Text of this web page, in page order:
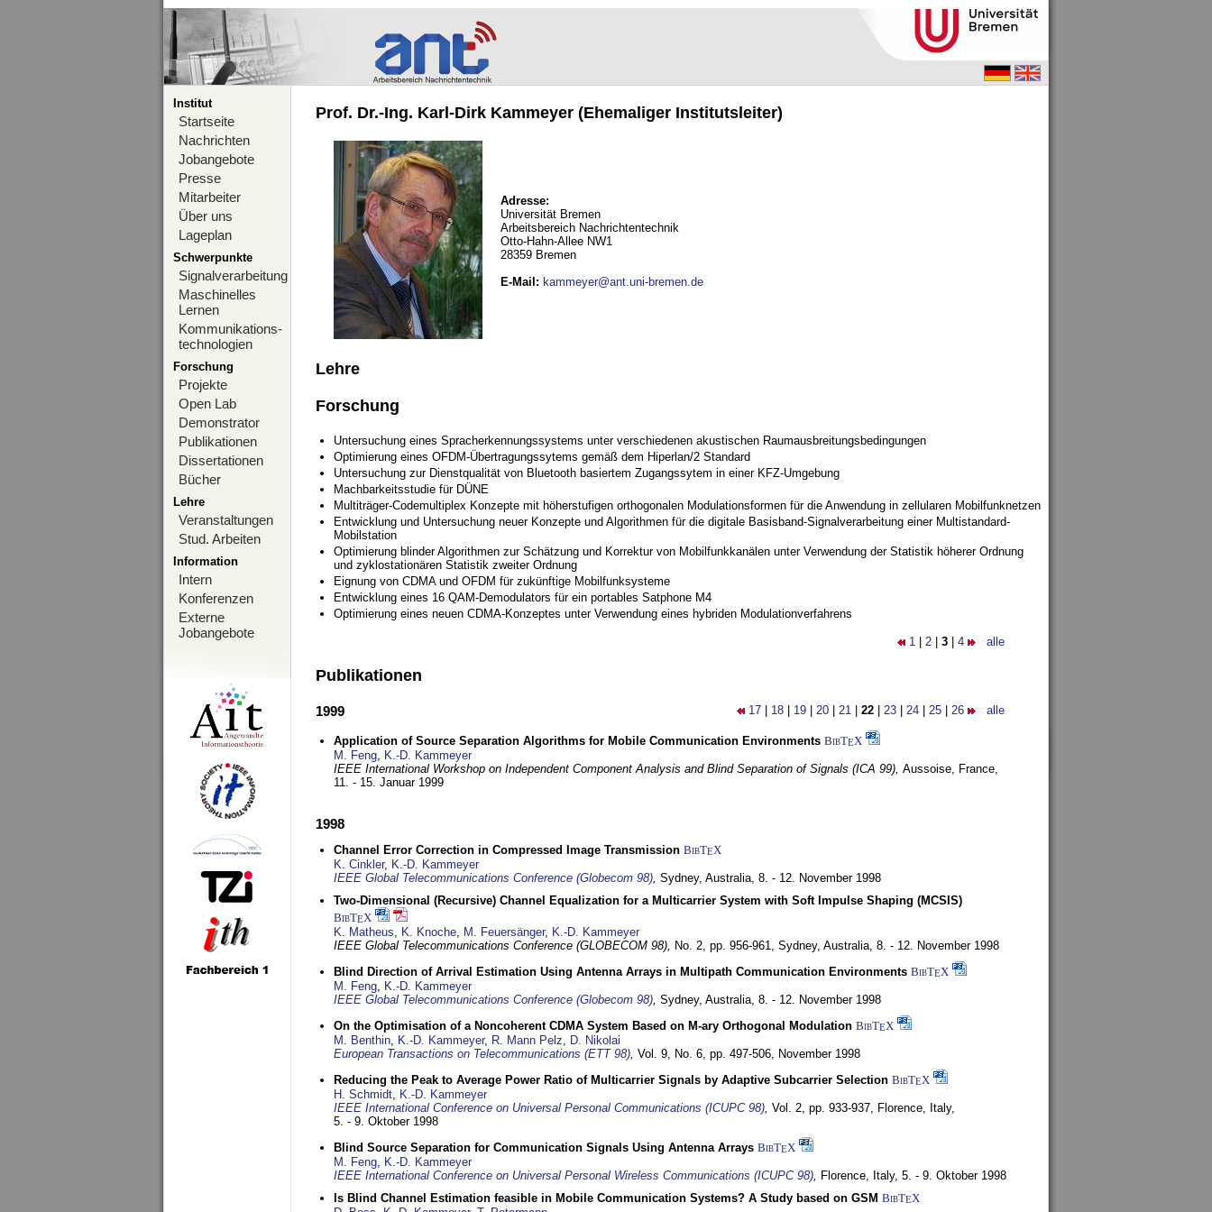
Institut
Startseite
Nachrichten
Jobangebote
Presse
Mitarbeiter
Über uns
Lageplan
Schwerpunkte
Signalverarbeitung
Maschinelles
Lernen
Kommunikations-
technologien
Forschung
Projekte
Open Lab
Demonstrator
Publikationen
Dissertationen
Bücher
Lehre
Veranstaltungen
Stud. Arbeiten
Information
Intern
Konferenzen
Externe
Jobangebote
Prof. Dr.-Ing. Karl-Dirk Kammeyer (Ehemaliger Institutsleiter)
Adresse:
Universität Bremen
Arbeitsbereich Nachrichtentechnik
Otto-Hahn-Allee NW1
28359 Bremen
E-Mail : kammeyer@ant.uni-bremen.de
Lehre
Forschung
Untersuchung eines Spracherkennungssystems unter verschiedenen akustischen Raumausbreitungsbedingungen
Optimierung eines OFDM-Übertragungssytems gemäß dem Hiperlan/2 Standard
Untersuchung zur Dienstqualität von Bluetooth basiertem Zugangssytem in einer KFZ-Umgebung
Machbarkeitsstudie für DÜNE
Multiträger-Codemultiplex Konzepte mit höherstufigen orthogonalen Modulationsformen für die Anwendung in zellularen Mobilfunknetzen
Entwicklung und Untersuchung neuer Konzepte und Algorithmen für die digitale Basisband-Signalverarbeitung einer Multistandard-
Mobilstation
Optimierung blinder Algorithmen zur Schätzung und Korrektur von Mobilfunkkanälen unter Verwendung der Statistik höherer Ordnung
und zyklostationären Statistik zweiter Ordnung
Eignung von CDMA und OFDM für zukünftige Mobilfunksysteme
Entwicklung eines 16 QAM-Demodulators für ein portables Satphone M4
Optimierung eines neuen CDMA-Konzeptes unter Verwendung eines hybriden Modulationverfahrens
1 2 3 4 alle
Publikationen
17 18 19 20 21 22 23 24 25 26 alle
1999
Application of Source Separation Algorithms for Mobile Communication Environments BibTEX
M. Feng, K.-D. Kammeyer
IEEE International Workshop on Independent Component Analysis and Blind Separation of Signals (ICA 99), Aussoise, France,
11. - 15. Januar 1999
1998
Channel Error Correction in Compressed Image Transmission BibTEX
K. Cinkler, K.-D. Kammeyer
IEEE Global Telecommunications Conference (Globecom 98), Sydney, Australia, 8. - 12. November 1998
Two-Dimensional (Recursive) Channel Equalization for a Multicarrier System with Soft Impulse Shaping (MCSIS)
BibTEX
K. Matheus, K. Knoche, M. Feuersänger, K.-D. Kammeyer
IEEE Global Telecommunications Conference (GLOBECOM 98), No. 2, pp. 956-961, Sydney, Australia, 8. - 12. November 1998
Blind Direction of Arrival Estimation Using Antenna Arrays in Multipath Communication Environments BibTEX
M. Feng, K.-D. Kammeyer
IEEE Global Telecommunications Conference (Globecom 98), Sydney, Australia, 8. - 12. November 1998
On the Optimisation of a Noncoherent CDMA System Based on M-ary Orthogonal Modulation BibTEX
M. Benthin, K.-D. Kammeyer, R. Mann Pelz, D. Nikolai
European Transactions on Telecommunications (ETT 98), Vol. 9, No. 6, pp. 497-506, November 1998
Reducing the Peak to Average Power Ratio of Multicarrier Signals by Adaptive Subcarrier Selection BibTEX
H. Schmidt, K.-D. Kammeyer
IEEE International Conference on Universal Personal Communications (ICUPC 98), Vol. 2, pp. 933-937, Florence, Italy,
5. - 9. Oktober 1998
Blind Source Separation for Communication Signals Using Antenna Arrays BibTEX
M. Feng, K.-D. Kammeyer
IEEE International Conference on Universal Personal Wireless Communications (ICUPC 98), Florence, Italy, 5. - 9. Oktober 1998
Is Blind Channel Estimation feasible in Mobile Communication Systems? A Study based on GSM BibTEX